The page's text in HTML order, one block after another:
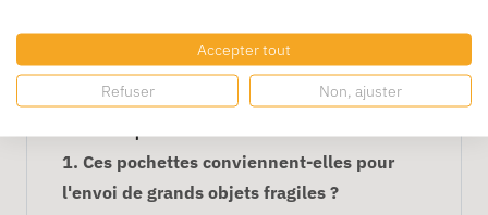
des objets fragiles de grande taille.
FAQ – Pochettes Bulles
1. Ces pochettes conviennent-elles pour
l'envoi de grands objets fragiles ?
Accepter tout
Refuser Non, ajuster